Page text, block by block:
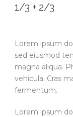
1/3 + 2/3
Lorem ipsum
sed eiusmod
magna aliqua.
vehicula. Cras
fermentum.
Lorem ipsum